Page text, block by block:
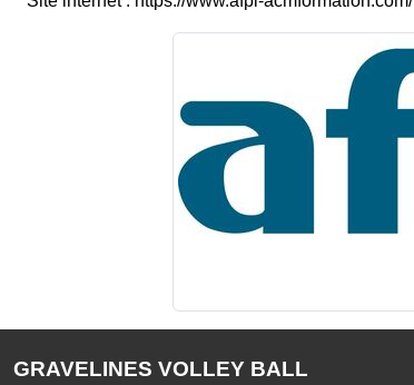
GRAVELINES VOLLEY BALL